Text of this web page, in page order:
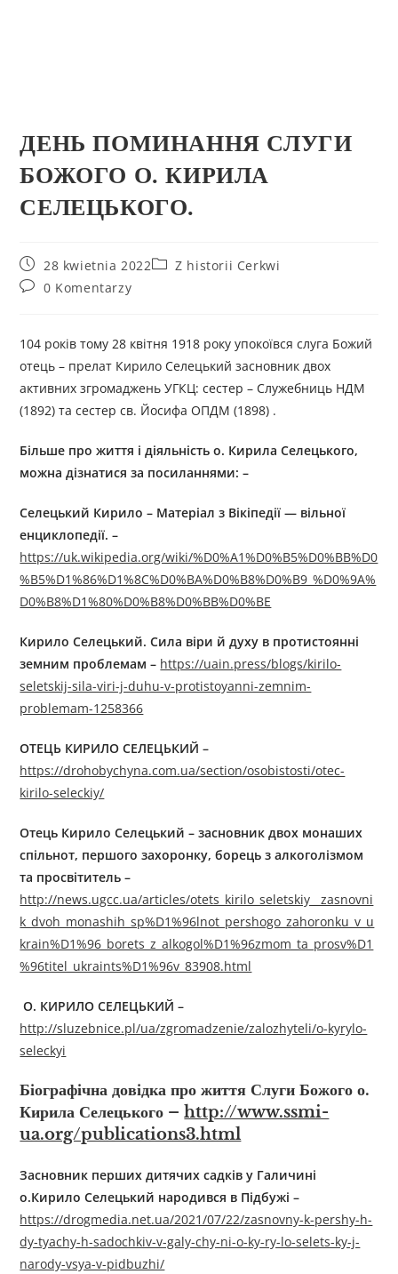
ДЕНЬ ПОМИНАННЯ СЛУГИ
БОЖОГО О. КИРИЛА
СЕЛЕЦЬКОГО.
28 kwietnia 2022
Z historii Cerkwi
0 Komentarzy
104 років тому 28 квітня 1918 року упокоївся слуга Божий
отець – прелат Кирило Селецький засновник двох
активних згромаджень УГКЦ: сестер – Служебниць НДМ
(1892) та сестер св. Йосифа ОПДМ (1898) .
Більше про життя і діяльність о. Кирила Селецького,
можна дізнатися за посиланнями: –
Селецький Кирило – Матеріал з Вікіпедії — вільної
енциклопедії. –
https://uk.wikipedia.org/wiki/%D0%A1%D0%B5%D0%BB%D0
%B5%D1%86%D1%8C%D0%BA%D0%B8%D0%B9_%D0%9A%
D0%B8%D1%80%D0%B8%D0%BB%D0%BE
Кирило Селецький. Сила віри й духу в протистоянні
земним проблемам – https://uain.press/blogs/kirilo-
seletskij-sila-viri-j-duhu-v-protistoyanni-zemnim-
problemam-1258366
ОТЕЦЬ КИРИЛО СЕЛЕЦЬКИЙ –
https://drohobychyna.com.ua/section/osobistosti/otec-
kirilo-seleckiy/
Отець Кирило Селецький – засновник двох монаших
спільнот, першого захоронку, борець з алкоголізмом
та просвітитель –
http://news.ugcc.ua/articles/otets_kirilo_seletskiy__zasnovni
k_dvoh_monashih_sp%D1%96lnot_pershogo_zahoronku_v_u
krain%D1%96_borets_z_alkogol%D1%96zmom_ta_prosv%D1
%96titel_ukraints%D1%96v_83908.html
О. КИРИЛО СЕЛЕЦЬКИЙ –
http://sluzebnice.pl/ua/zgromadzenie/zalozhyteli/o-kyrylo-
seleckyi
Біографічна довідка про життя Слуги Божого о.
Кирила Селецького –http://www.ssmi-
ua.org/publications3.html
Засновник перших дитячих садків у Галичині
о.Кирило Селецький народився в Підбужі –
https://drogmedia.net.ua/2021/07/22/zasnovny-k-pershy-h-
dy-tyachy-h-sadochkiv-v-galy-chy-ni-o-ky-ry-lo-selets-ky-j-
narody-vsya-v-pidbuzhi/